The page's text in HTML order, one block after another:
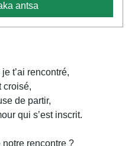
antsa
t’ai rencontré,
croisé,
de partir,
qui s’est inscrit.
rencontre ?